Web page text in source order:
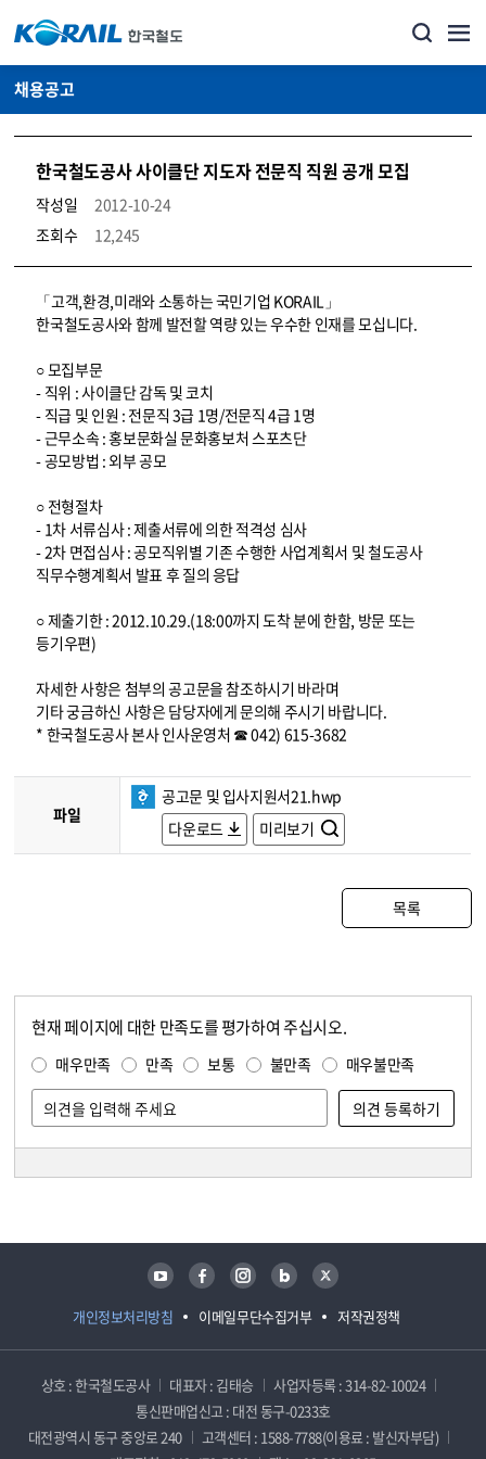
채용공고
한국철도공사 사이클단 지도자 전문직 직원 공개 모집
작성일
2012-10-24
조회수
12,245
코레일소개_경영공시_채용공고 상세보기 – 내용, 파일, 담당자 연락처로 구성
「고객,환경,미래와 소통하는 국민기업 KORAIL」
한국철도공사와 함께 발전할 역량 있는 우수한 인재를 모십니다.
○ 모집부문
- 직위 : 사이클단 감독 및 코치
- 직급 및 인원 : 전문직 3급 1명/전문직 4급 1명
- 근무소속 : 홍보문화실 문화홍보처 스포츠단
- 공모방법 : 외부 공모
○ 전형절차
- 1차 서류심사 : 제출서류에 의한 적격성 심사
- 2차 면접심사 : 공모직위별 기존 수행한 사업계획서 및 철도공사
직무수행계획서 발표 후 질의 응답
○ 제출기한 : 2012.10.29.(18:00까지 도착 분에 한함, 방문 또는
등기우편)
자세한 사항은 첨부의 공고문을 참조하시기 바라며
기타 궁금하신 사항은 담당자에게 문의해 주시기 바랍니다.
* 한국철도공사 본사 인사운영처 ☎ 042) 615-3682
파일
공고문 및 입사지원서21.hwp
다운로드
미리보기
목록
현재 페이지에 대한 만족도를 평가하여 주십시오.
매우만족 만족 보통 불만족 매우불만족
개인정보처리방침 이메일무단수집거부 저작권정책
유튜브 페이스북 인스타그램 블로그 트위터
상호 : 한국철도공사 대표자 : 김태승
사업자등록 : 314-82-10024
통신판매업신고 : 대전 동구-0233호
대전광역시 동구 중앙로 240
고객센터 : 1588-7788(이용료 : 발신자부담)